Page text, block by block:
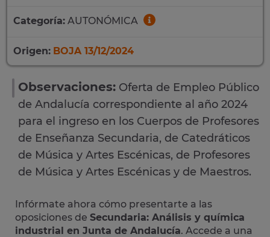
Categoría: AUTONÓMICA
Origen: BOJA 13/12/2024
Observaciones: Oferta de Empleo Público
de Andalucía correspondiente al año 2024
para el ingreso en los Cuerpos de Profesores
de Enseñanza Secundaria, de Catedráticos
de Música y Artes Escénicas, de Profesores
de Música y Artes Escénicas y de Maestros.
Infórmate ahora cómo presentarte a las
oposiciones de Secundaria: Análisis y química
industrial en Junta de Andalucía. Accede a una